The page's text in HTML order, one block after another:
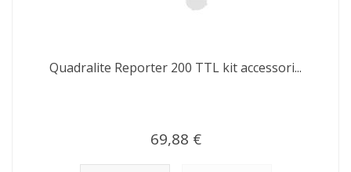
Quadralite Reporter 200 TTL kit accessori...
69,88 €